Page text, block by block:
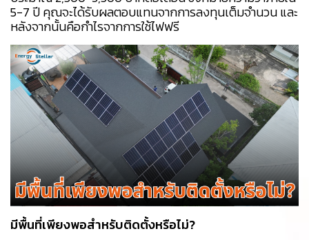
5-7 ปี คุณจะได้รับผลตอบแทนจากการลงทุนเต็มจำนวน และ
หลังจากนั้นคือกำไรจากการใช้ไฟฟรี
มีพื้นที่เพียงพอสำหรับติดตั้งหรือไม่?